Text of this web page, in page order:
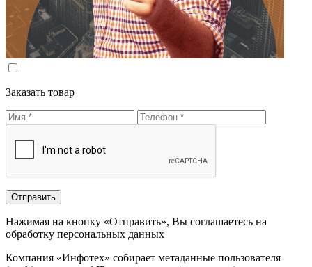
Заказать товар
Нажимая на кнопку «Отправить», Вы соглашаетесь на
обработку персональных данных
Компания «Инфотех» собирает метаданные пользователя